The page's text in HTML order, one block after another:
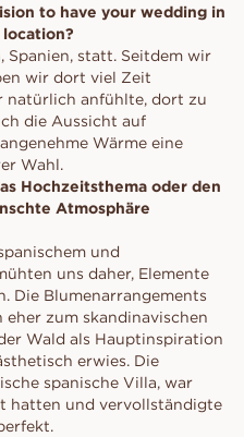
to have your wedding in
Spanien, statt. Seitdem wir
wir dort viel Zeit
natürlich anfühlte, dort zu
die Aussicht auf
Wärme eine
Wahl.
Hochzeitsthema oder den
Atmosphäre
und
uns daher, Elemente
Die Blumenarrangements
zum skandinavischen
Wald als Hauptinspiration
erwies. Die
spanische Villa, war
hatten und vervollständigte